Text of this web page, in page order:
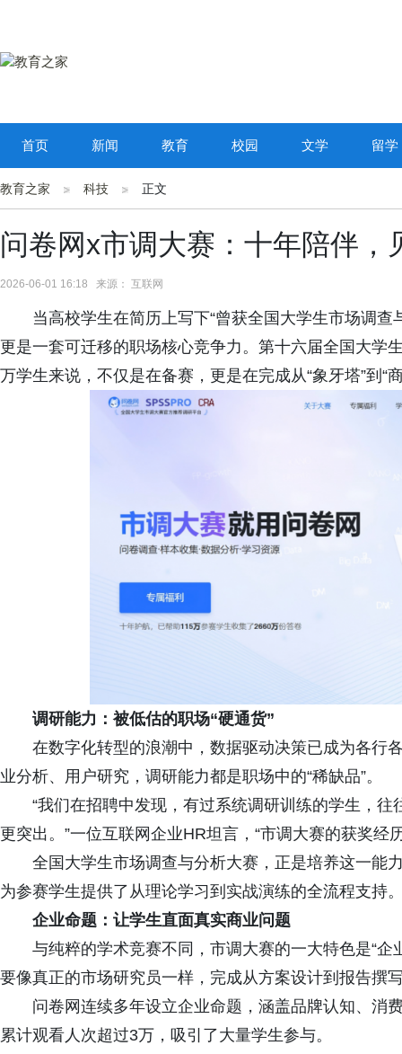
首页 新闻 教育 校园 文学 留学
教育之家 科技 正文
问卷网x市调大赛：十年陪伴，
2026-06-01 16:18 来源： 互联网
当高校学生在简历上写下“曾获全国大学生市场调
更是一套可迁移的职场核心竞争力。第十六届全国大学
万学生来说，不仅是在备赛，更是在完成从“象牙塔”到“
调研能力：被低估的职场“硬通货”
在数字化转型的浪潮中，数据驱动决策已成为各行
业分析、用户研究，调研能力都是职场中的“稀缺品”。
“我们在招聘中发现，有过系统调研训练的学生，
更突出。”一位互联网企业HR坦言，“市调大赛的获奖经
全国大学生市场调查与分析大赛，正是培养这一能
为参赛学生提供了从理论学习到实战演练的全流程支持
企业命题：让学生直面真实商业问题
与纯粹的学术竞赛不同，市调大赛的一大特色是“
要像真正的市场研究员一样，完成从方案设计到报告撰
问卷网连续多年设立企业命题，涵盖品牌认知、消
累计观看人次超过3万，吸引了大量学生参与。